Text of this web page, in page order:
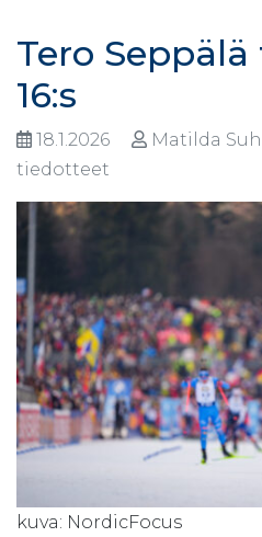
Tero
16:s
18.1.2026 Matilda
tiedotteet
kuva: NordicFocus